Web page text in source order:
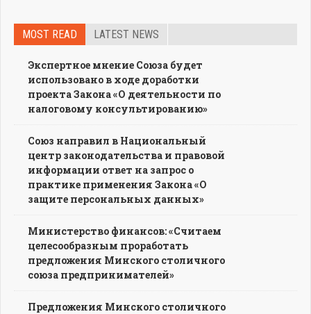
MOST READ LATEST NEWS
Экспертное мнение Союза будет
использовано в ходе доработки
проекта Закона «О деятельности по
налоговому консультированию»
Союз направил в Национальный
центр законодательства и правовой
информации ответ на запрос о
практике применения Закона «О
защите персональных данных»
Министерство финансов: «Считаем
целесообразным проработать
предложения Минского столичного
союза предпринимателей»
Предложения Минского столичного